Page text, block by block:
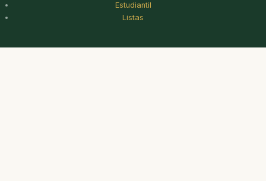
Estudiantil
Listas